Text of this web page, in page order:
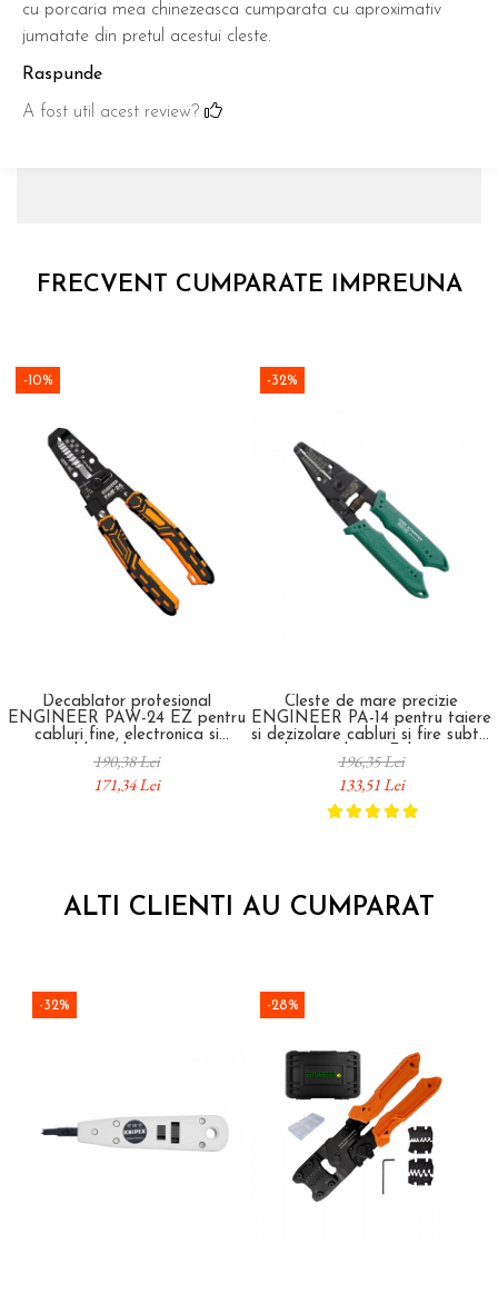
cu porcaria mea chinezeasca cumparata cu aproximativ
jumatate din pretul acestui cleste.
Raspunde
A fost util acest review?
FRECVENT CUMPARATE IMPREUNA
-10%
Decablator profesional
ENGINEER PAW-24 EZ pentru
cabluri fine, electronica si
190,38 Lei
171,34 Lei
-32%
Cleste de mare precizie
ENGINEER PA-14 pentru taiere
si dezizolare cabluri si fire subtiri
Japonia
196,35 Lei
133,51 Lei
ALTI CLIENTI AU CUMPARAT
-32% -28%